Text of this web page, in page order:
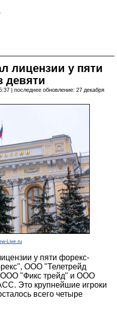
лицензии у пяти
девяти
| последнее обновление: 27 декабря
Live.ru
у пяти форекс-
ООО "Телетрейд
ООО "Фикс трейд" и ООО
Это крупнейшие игроки
всего четыре